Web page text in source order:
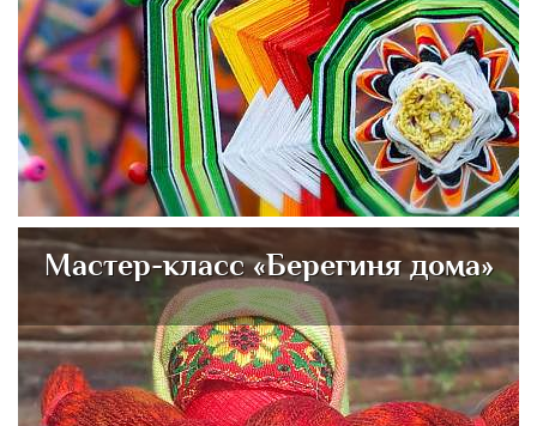
Мастер-класс «Берегиня дома»